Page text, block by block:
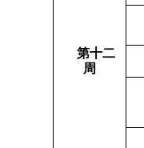
第十二
周